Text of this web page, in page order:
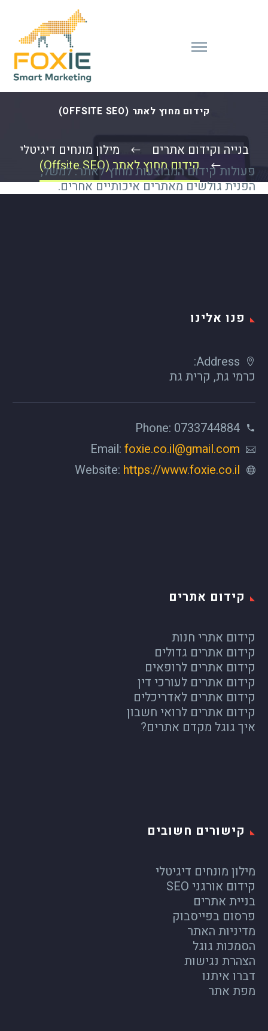
קידום מחוץ לאתר (OFFSITE SEO)
בנייה וקידום אתרים
מילון מונחים דיגיטלי
קידום מחוץ לאתר (Offsite SEO)
פעולות קידום המבוצעות מחוץ לאתר. למשל,
הפנית גולשים מאתרים איכותיים אחרים.
פנו אלינו
Address:
כרמי גת, קרית גת
Phone: 0733744884
Email: foxie.co.il@gmail.com
Website: https://www.foxie.co.il
קידום אתרים
קידום אתרי חנות
קידום אתרים גדולים
קידום אתרים לרופאים
קידום אתרים לעורכי דין
קידום אתרים לאדריכלים
קידום אתרים לרואי חשבון
איך גוגל מקדם אתרים?
קישורים חשובים
מילון מונחים דיגיטלי
קידום אורגני SEO
בניית אתרים
פרסום בפייסבוק
מדיניות האתר
הסמכות גוגל
הצהרת נגישות
דברו איתנו
מפת אתר